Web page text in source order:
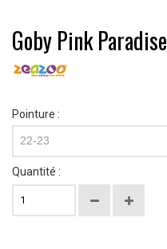
Goby Pink Paradise
Pointure :
22-23
Quantité :